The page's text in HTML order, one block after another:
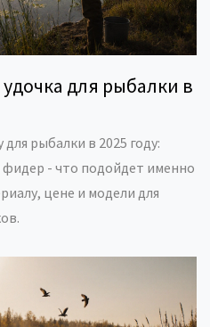
для рыбалки в
рыбалки в 2025 году:
фидер - что подойдет именно
цене и модели для